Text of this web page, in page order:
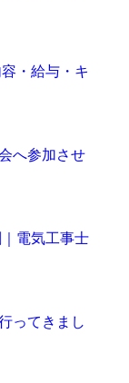
・給与・キ
へ参加させ
電気工事士
ってきまし